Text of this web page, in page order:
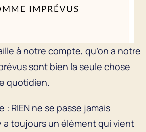
à notre compte, qu’on a notre
sont bien la seule chose
quotidien.
: RIEN ne se passe jamais
a toujours un élément qui vient